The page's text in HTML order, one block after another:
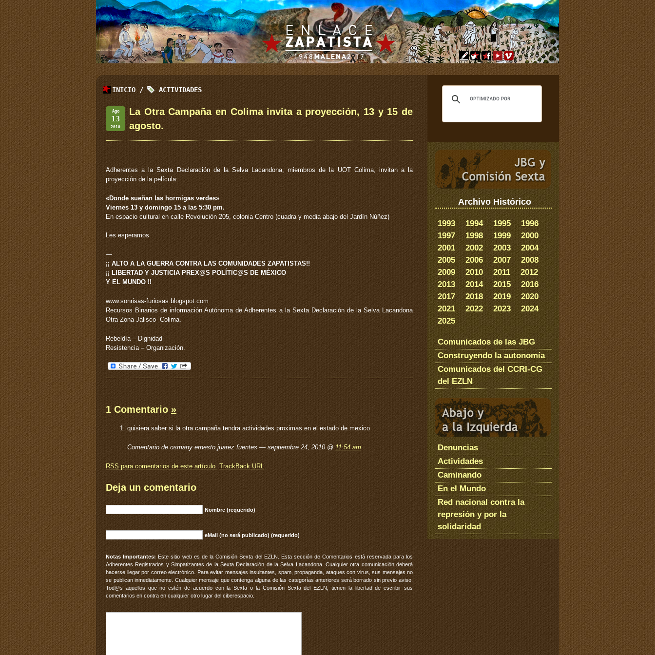
INICIO / ACTIVIDADES
Ago
13
2010
La Otra Campaña en Colima invita a proyección, 13 y 15 de
agosto.
Adherentes a la Sexta Declaración de la Selva Lacandona, miembros de la UOT Colima, invitan a la
proyección de la película:
«Donde sueñan las hormigas verdes»
Viernes 13 y domingo 15 a las 5:30 pm.
En espacio cultural en calle Revolución 205, colonia Centro (cuadra y media abajo del Jardín Núñez)
Les esperamos.
—
¡¡ ALTO A LA GUERRA CONTRA LAS COMUNIDADES ZAPATISTAS!!
¡¡ LIBERTAD Y JUSTICIA PREX@S POLÍTIC@S DE MÉXICO
Y EL MUNDO !!
www.sonrisas-furiosas.blogspot.com
Recursos Binarios de información Autónoma de Adherentes a la Sexta Declaración de la Selva Lacandona
Otra Zona Jalisco- Colima.
Rebeldía – Dignidad
Resistencia – Organización.
1 Comentario »
quisiera saber si la otra campaña tendra actividades proximas en el estado de mexico
Comentario de osmany ernesto juarez fuentes — septiembre 24, 2010 @ 11:54 am
RSSpara comentarios de este artículo. TrackBackURL
Deja un comentario
Nombre (requerido)
eMail (no será publicado) (requerido)
Notas Importantes: Este sitio web es de la Comisión Sexta del EZLN. Esta sección de Comentarios está reservada para los
Adherentes Registrados y Simpatizantes de la Sexta Declaración de la Selva Lacandona. Cualquier otra comunicación deberá
hacerse llegar por correo electrónico. Para evitar mensajes insultantes, spam, propaganda, ataques con virus, sus mensajes no
se publican inmediatamente. Cualquier mensaje que contenga alguna de las categorías anteriores será borrado sin previo aviso.
Tod@s aquellos que no estén de acuerdo con la Sexta o la Comisión Sexta del EZLN, tienen la libertad de escribir sus
comentarios en contra en cualquier otro lugar del ciberespacio.
Archivo Histórico
1993 1994 1995
1996
1997
1998 1999
2000
2001
2002 2003
2004
2005
2006 2007
2008
2009
2010 2011
2012
2013
2014 2015
2016
2017
2018 2019
2020
2021
2022 2023
2024
2025
Comunicados de las JBG
Construyendo la autonomía
Comunicados del CCRI-CG
del EZLN
Denuncias
Actividades
Caminando
En el Mundo
Red nacional contra la
represión y por la
solidaridad